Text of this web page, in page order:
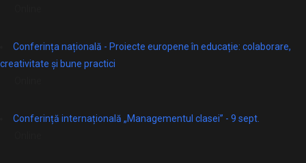
Conferința națională - Proiecte europene în educație: colaborare,
creativitate și bune practici
Conferință internațională „Managementul clasei” - 9 sept.